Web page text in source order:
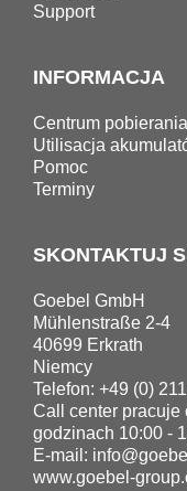
Support
INFORMACJA
Centrum pobierania
Utilisacja
Pomoc
Terminy
SKONTAKTUJ
Goebel GmbH
Mühlenstraße 2-4
40699 Erkrath
Niemcy
Telefon: +49 (0)
Call center pracuje
godzinach 10:00 -
E-mail:
www.goebel-